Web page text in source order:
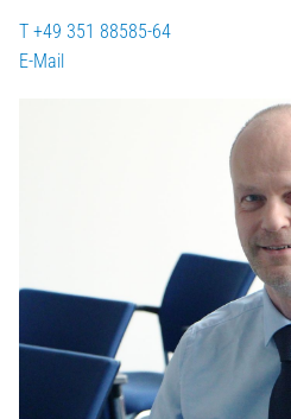
T +49 351 88585-64
E-Mail